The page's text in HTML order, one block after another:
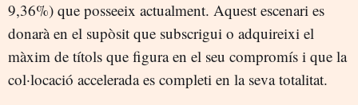
9,36%) que posseeix actualment. Aquest escenari es
donarà en el supòsit que subscrigui o adquireixi el
màxim de títols que figura en el seu compromís i que la
col·locació accelerada es completi en la seva totalitat.